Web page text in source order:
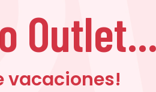
Outlet...
vacaciones!